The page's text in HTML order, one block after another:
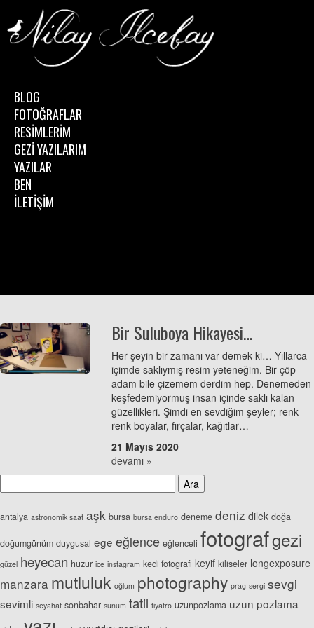
BLOG
FOTOĞRAFLAR
RESİMLERİM
GEZİ YAZILARIM
YAZILAR
BEN
İLETİŞİM
Bir Suluboya Hikayesi…
Her şeyin bir zamanı var demek ki… Yıllarca
içimde saklıymış resim yeteneğim. Bir çöp
adam bile çizemem derdim hep. Denemeden
keşfedemiyormuş insan içinde saklı kalan
güzellikleri. Şimdi en sevdiğim şeyler; renk
renk boyalar, fırçalar, kağıtlar…
21 Mayıs 2020
devamı »
antalya astronomik saat aşk bursa bursa enduro deneme deniz dilek doğa
doğumgünüm duygusal ege eğlence eğlenceli fotografgezi
güzel heyecan huzur ice instagram kedi fotografı keyif kiliseler longexposure
manzara mutluluk oğlum photography prag sergi sevgi
sevimli seyahat sonbahar sunum tatil tiyatro uzunpozlama uzun pozlama